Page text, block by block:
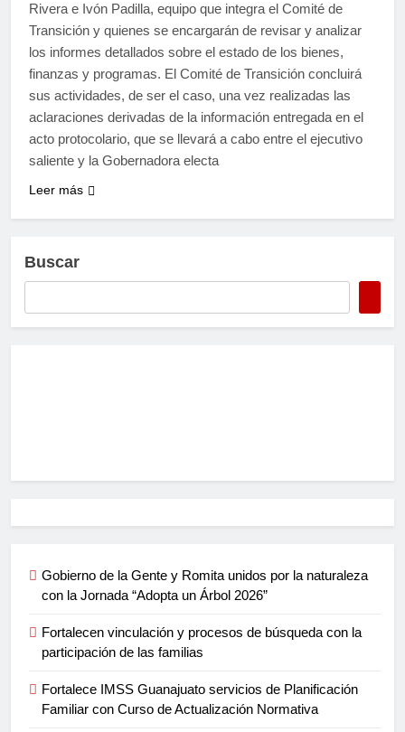
Rivera e Ivón Padilla, equipo que integra el Comité de
Transición y quienes se encargarán de revisar y analizar
los informes detallados sobre el estado de los bienes,
finanzas y programas. El Comité de Transición concluirá
sus actividades, de ser el caso, una vez realizadas las
aclaraciones derivadas de la información entregada en el
acto protocolario, que se llevará a cabo entre el ejecutivo
saliente y la Gobernadora electa
Leer más
Buscar
Gobierno de la Gente y Romita unidos por la naturaleza
con la Jornada “Adopta un Árbol 2026”
Fortalecen vinculación y procesos de búsqueda con la
participación de las familias
Fortalece IMSS Guanajuato servicios de Planificación
Familiar con Curso de Actualización Normativa